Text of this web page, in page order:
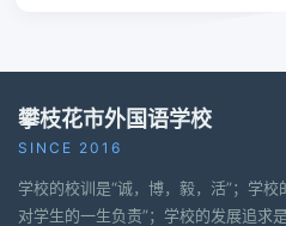
攀枝花市外国语学校
SINCE 2016
学校的校训是“诚，博，毅，活”；学校
对学生的一生负责”；学校的发展追求